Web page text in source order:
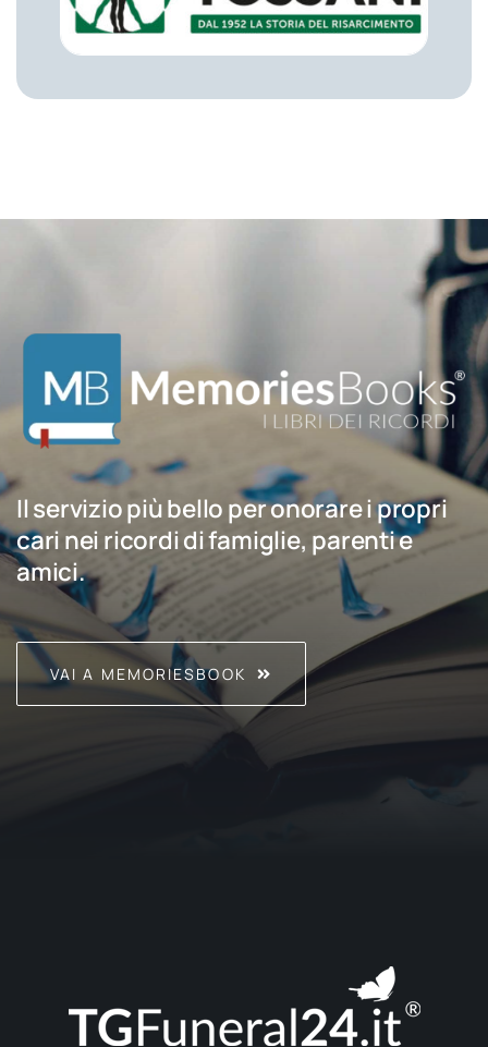
Il servizio più bello per onorare i propri
cari nei ricordi di famiglie, parenti e
amici.
VAI A MEMORIESBOOK